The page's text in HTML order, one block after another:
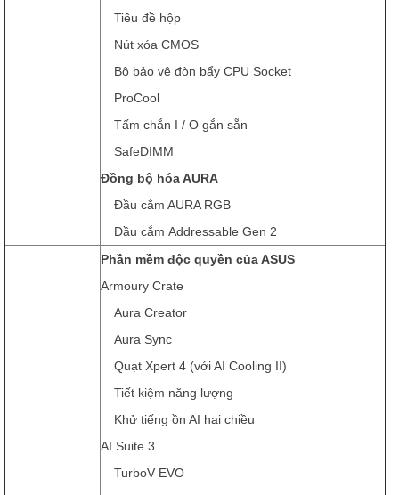
Tiêu đề hộp
Nút xóa CMOS
Bộ bảo vệ đòn bẩy CPU Socket
ProCool
Tấm chắn I / O gắn sẵn
SafeDIMM
Đồng bộ hóa AURA
Đầu cắm AURA RGB
Đầu cắm Addressable Gen 2
Phần mềm độc quyền của ASUS
Armoury Crate
Aura Creator
Aura Sync
Quạt Xpert 4 (với AI Cooling II)
Tiết kiệm năng lượng
Khử tiếng ồn AI hai chiều
AI Suite 3
TurboV EVO